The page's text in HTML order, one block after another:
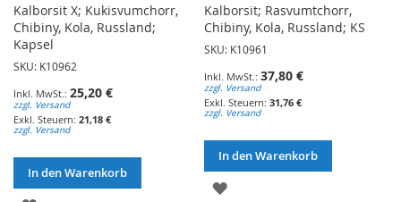
Kalborsit X; Kukisvumchorr,
Chibiny, Kola, Russland;
Kapsel
SKU: K10962
25,20 €
zzgl. Versand
21,18 €
zzgl. Versand
In den Warenkorb
Kalborsit; Rasvumtchorr,
Chibiny, Kola, Russland; KS
SKU: K10961
37,80 €
zzgl. Versand
31,76 €
zzgl. Versand
In den Warenkorb
ZUR